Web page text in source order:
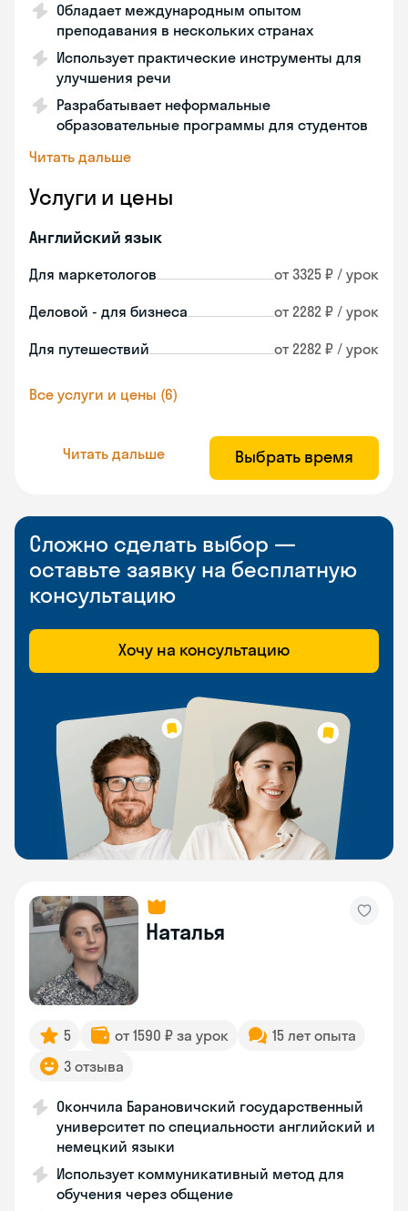
Обладает международным опытом
преподавания в нескольких странах
Использует практические инструменты для
улучшения речи
Разрабатывает неформальные
образовательные программы для студентов
Читать дальше
Услуги и цены
Английский язык
Для маркетологов от 3325 ₽ / урок
Деловой - для бизнеса от 2282 ₽ / урок
Для путешествий от 2282 ₽ / урок
Все услуги и цены (6)
Читать дальше Выбрать время
Сложно сделать выбор —
оставьте заявку на бесплатную
консультацию
Хочу на консультацию
Наталья
5 от 1590 ₽ за урок
15 лет опыта
3 отзыва
Окончила Барановичский государственный
университет по специальности английский и
немецкий языки
Использует коммуникативный метод для
обучения через общение